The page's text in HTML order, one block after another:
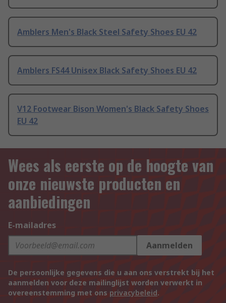
Amblers Men's Black Steel Safety Shoes EU 42
Amblers FS44 Unisex Black Safety Shoes EU 42
V12 Footwear Bison Women's Black Safety Shoes
EU 42
Wees als eerste op de hoogte van
onze nieuwste producten en
aanbiedingen
E-mailadres
Aanmelden
De persoonlijke gegevens die u aan ons verstrekt bij het
aanmelden voor deze mailinglijst worden verwerkt in
overeenstemming met ons privacybeleid.